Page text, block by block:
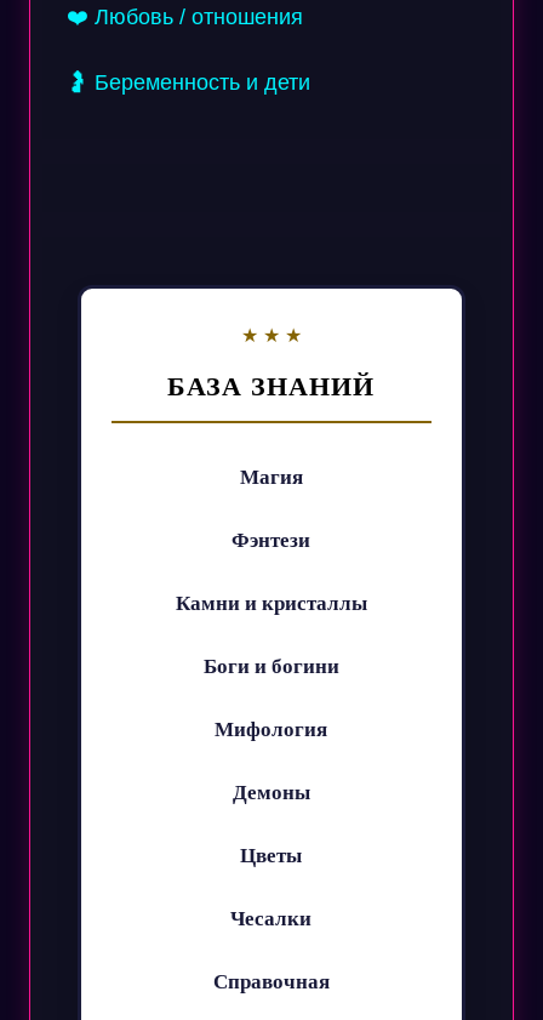
❤️ Любовь / отношения
🤰 Беременность и дети
БАЗА ЗНАНИЙ
Магия
Фэнтези
Камни и кристаллы
Боги и богини
Мифология
Демоны
Цветы
Чесалки
Справочная